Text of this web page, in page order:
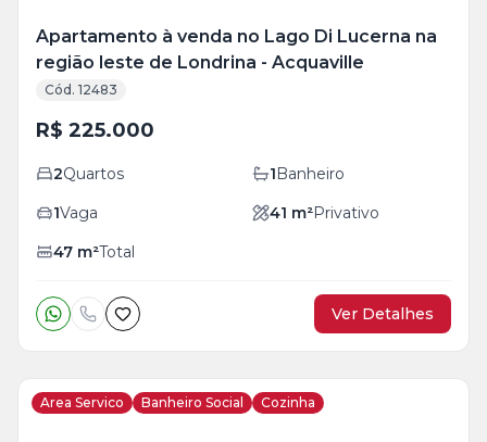
Apartamento à venda no Lago Di Lucerna na
região leste de Londrina - Acquaville
Cód. 12483
R$ 225.000
2Quartos 1Banheiro
1Vaga 41 m²Privativo
47 m²Total
Ver Detalhes
Area Servico Banheiro Social Cozinha